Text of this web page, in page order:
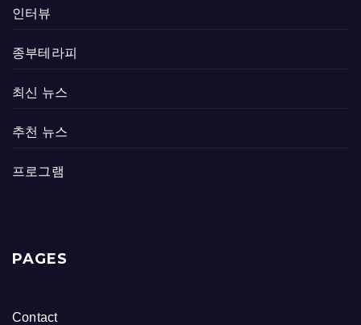
인터뷰
종부테라피
최신 뉴스
추천 뉴스
프로그램
PAGES
Contact